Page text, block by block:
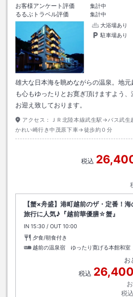
お客様アンケート評価
集計中
るるぶトラベル評価
集計中
大浴場あり
駐車場あり
雄大な日本海を眺めながらの温泉。地
も心もゆったりとお寛ぎ頂けますよう
お迎え致しております。
アクセス：
ＪＲ北陸本線武生駅→バス武生
かれい崎行き中茂原下車→徒歩約０分
税込
【蟹×舟盛】港町越前のザ・定番！
旅行に人気♪『越前華優膳☆蟹』
IN チェックイン
15:30 / OUT チェックアウト
10:00
夕食/朝食付き
越前の温泉宿 ゆったり寛げる本館和室
お
税込 26,400
税込